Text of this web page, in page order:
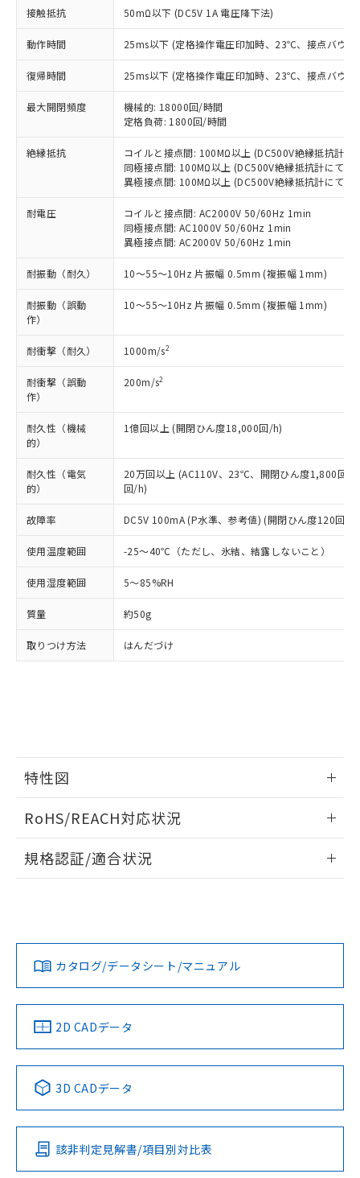
接触抵抗 50mΩ以下 (DC5V 1A 電圧降下法)
動作時間 25ms以下 (定格操作電圧印加時、23℃、接点バウン
復帰時間 25ms以下 (定格操作電圧印加時、23℃、接点バウン
最大開閉頻度
機械的: 18000回/時間
定格負荷: 1800回/時間
絶縁抵抗
コイルと接点間: 100MΩ以上 (DC500V絶縁抵抗計に
同極接点間: 100MΩ以上 (DC500V絶縁抵抗計にて)
異極接点間: 100MΩ以上 (DC500V絶縁抵抗計にて)
耐電圧
コイルと接点間: AC2000V 50/60Hz 1min
同極接点間: AC1000V 50/60Hz 1min
異極接点間: AC2000V 50/60Hz 1min
耐振動（耐久） 10～55～10Hz 片振幅 0.5mm (複振幅 1mm)
耐振動（誤動
作）
10～55～10Hz 片振幅 0.5mm (複振幅 1mm)
耐衝撃（耐久） 1000m/s2
耐衝撃（誤動
作）
200m/s2
耐久性（機械
的）
1億回以上 (開閉ひん度18,000回/h)
耐久性（電気
的）
20万回以上 (AC110V、23℃、開閉ひん度1,800回/
回/h)
故障率 DC5V 100mA (P水準、参考値) (開閉ひん度120回/
使用温度範囲 -25～40℃（ただし、氷結、結露しないこと）
使用湿度範囲 5～85%RH
質量 約50g
取りつけ方法 はんだづけ
特性図
開閉容量
RoHS/REACH対応状況
EU RoHS 注意事項・凡例
対応済み
中国 RoHS 注意事項・凡例
Pb Hg Cd Cr(VI)
O
規格認証/適合状況
LR型式承認
（イギリス
船舶規格）
DNV型式承認
（ノルウェー
BV型式承認
（フランス
KR型式
（韓国
No No No No
この製品の規格認証/適合状況ページへ
その他の認証はこちらのページからご検索ください
カタログ/データシート/マニュアル
2D CADデータ
3D CADデータ
該非判定見解書/項目別対比表
ご利用条件
以下の条件をお読みいただき、同意のうえ
ご利用ください。
本サービスは、当社制御機器事業取扱
商品の当社在庫状況および標準価格
(税抜)を提供させていただくもので
当社制御機器事業取扱商品の中には、
本サービスの対象外となる商品もある
ことをご了承ください。
在庫状況および標準価格照会結果は、
タに基づき作成されるものであり、閲
覧された時点での実際の在庫および標
準価格とは異なる場合があることをご
了承ください。
正式な納期状況および標準価格はお客
様のお取引先、またはお客様担当のオ
ムロン制御機器販売店・当社販売員に
オムロン制御機器販売店や当社販売拠
点は「販売ネットワーク
」をご確認
在庫状況および標準価格結果を当社の
事前の承諾なく第三者に漏洩または開
示しないようお願いします。
マイパーツ機能（部品リスト作成サー
ビス）をご利用いただくには、I-Web
メンバーズにご登録されている必要が
あります。
お客様が当ウェブサイト上で当社にご
登録された部品リストについて、当社
および当社の共同利用者が、当社の製
引・商談に必要な範囲で利用すること
対応予定：EU RoHS指令（10物質）の非含
有に対応した製品に切り替える予定のある
商品です。
対応予定なし：EU RoHS指令（10物質）の
非含有に非対応の商品で、対応品を出す予
定はありません。
調査・確認中：EU RoHS指令（10物質）の
非含有の対応状況を調査中または確認中の
商品です。
非該当品：ライセンス料など無形物で、有
害物質有無と関係のない商品です。
仕入先様の事情により、非含有部品として
いたものが、含有品と判明した場合などや
むを得ず変更することがあります。
*EU RoHS指令（10物質）：
鉛(Pb) 1000ppm以下、 水銀(Hg) 1000ppm以下、 カド
ミウム(Cd) 100ppm以下、
六価クロム(Cr(Ⅵ)) 1000ppm以下、ポリ臭化ビフェニル
(PBDE) 1000ppm以下、フタル酸ビス(2-エチルヘキシ
ル) (DEHP)(別名：DOP) 1000ppm以下、フタル酸ブチ
ルベンジル（BBP） 1000ppm以下、フタル酸ジブチル
（DBP） 1000ppm以下、フタル酸ジイソブチル
(DIBP) 1000ppm以下
図的な使用がないことを確認しています。
※2 対応予定月
部品在庫の切り替え状況などにより、予定
月が前後することがあります。
※3 非含有証明書ダウンロード
下記の非含有証明書をダウンロードするこ
とができます。
物質の対応では、対応完了までの期間は出
荷製品に未対応品が混在することから備考
欄に対応日を記載しておりました。
していることから、特段のことがない限
り、2022年1月12日より割愛しておりま
す。
※1 中国RoHS○×表
「○」：最大均質材料含有率が中国RoHSの
基準値以下であることを示します。
基準値を超えていることを示します。
「－」：未確認です。当社販売部門へお問
い合わせください。
*中国RoHS10物質の基準値 (GB/T26572)：
Pb(鉛) :1000ppm、 Hg(水銀) : 1000ppm、 Cd(カドミウ
ム) : 100ppm、
ニル類) : 1000ppm、 PBDEs(ポリ臭化ジフェニルエーテ
ル類) : 1000ppm、
DBP(フタル酸ジブチル) : 1000ppm、 DIBP(フタル酸ジ
ル) : 1000ppm、
「ｅ」：有害物質（10物質）のすべてが基
準値以下であることを示します。
「10」：通常の使用状況下において有害物
質が外部に漏えいし、環境に深刻な影響を
及ぼさない年数を意味します。
い合わせください。
当社は、これら貴社製品のうち、外国
為替および外国貿易法に定める商品
（以下｢規制貨物等」という）を輸出
または国外への提供する場合は、日本
国政府の輸出許可(または役務取引許
可)を取得するなどの必要な手続きを
当社は規制貨物を破棄する場合は、完
全に破砕するなど、違法に輸出されな
いよう必要な手段を講じます。
ル、化学兵器、生物兵器またはその他
武器並びにこれらの製造装置等に一切
当社は、貴社製品を第三者に販売する
場合は、上記1、2および3の内容を当
該第三者に通知します。また当社は、
販売先および販売に係わる関係者が違
法に輸出するおそれがある場合は、取
り引きをいたしません。
合意する
記
号
説明
一定数以上の在庫あり
△ 一定数には満たないが在庫あり
在庫なし(最新の在庫状況につ
いては、お客様のお取引先、ま
認ください)
受注生産機種、また在庫状況の
情報を公開していない機種